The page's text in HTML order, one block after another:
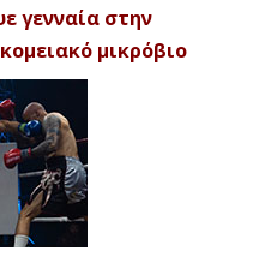
γενναία στην
μικρόβιο